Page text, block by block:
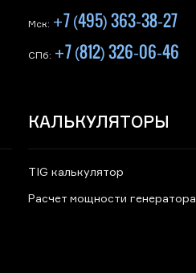
Мск: +7 (495) 363-38-27
СПб: +7 (812) 326-06-46
КАЛЬКУЛЯТОРЫ
TIG калькулятор
Расчет мощности генератора